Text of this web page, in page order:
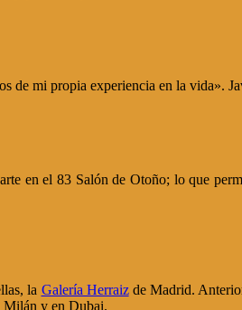
de mi propia experiencia en la vida».
en el 83 Salón de Otoño; lo que
la Galería Herraizde Madrid.
Milán y en Dubai.